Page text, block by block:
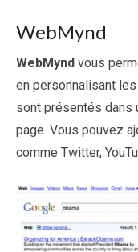
WebMynd
WebMynd vous
en personnalisant
sont présentés dans
page. Vous pouvez
comme Twitter,